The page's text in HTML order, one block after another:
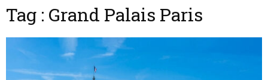
Tag : Grand Palais Paris